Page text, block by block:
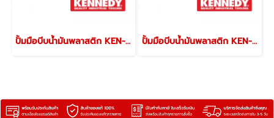
ปั้มมือบีบน้ำมันพลาสติก KEN-540-4000K ปั้มมือบีบน้ำมันพลาสติก KEN-540-4050K